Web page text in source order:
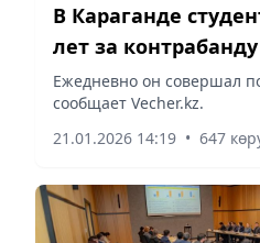
В Караганде
лет за
распространение
Ежедневно он совершал
сообщает Vecher.kz.
21.01.2026 14:19 • 647